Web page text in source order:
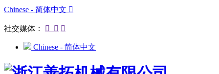
Chinese - 简体中文 
社交媒体：   
Chinese - 简体中文